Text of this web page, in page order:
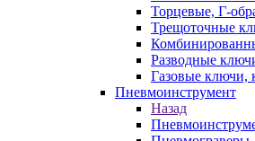
Торцевые, Г-
Трещоточные
Разводные
Газовые ключи,
Пневмоинструмент
Назад